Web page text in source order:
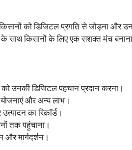
को डिजिटल प्रगति से जोड़ना
साथ किसानों के लिए एक सशक्त मंच
को उनकी डिजिटल पहचान प्रदान करना।
और अन्य लाभ।
का रिकॉर्ड।
तक पहुंचाना।
मार्गदर्शन।